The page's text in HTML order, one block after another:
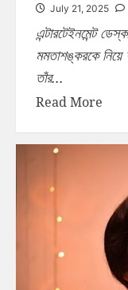
July 21, 2025
এন্টারটেইনমেন্ট
মমতাশঙ্করকে
তাঁর...
Read More